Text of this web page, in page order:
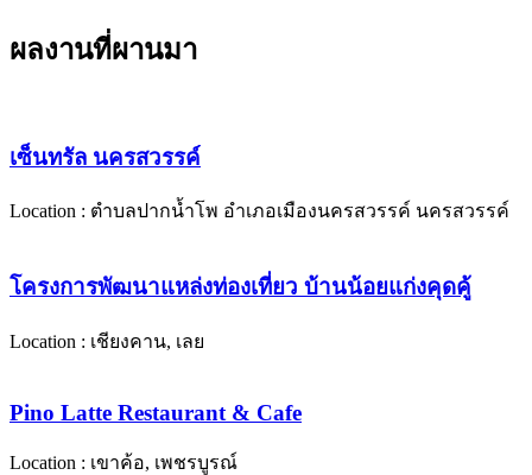
ผลงานที่ผานมา
เซ็นทรัล นครสวรรค์
Location : ตำบลปากน้ำโพ อำเภอเมืองนครสวรรค์ นครสวรรค์
โครงการพัฒนาแหล่งท่องเที่ยว บ้านน้อยแก่งคุดคู้
Location : เชียงคาน, เลย
Pino Latte Restaurant & Cafe
Location : เขาค้อ, เพชรบูรณ์